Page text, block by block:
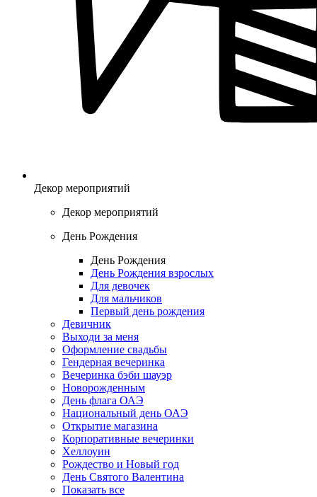
Декор мероприятий
Декор мероприятий
День Рождения
День Рождения
День Рождения взрослых
Для девочек
Для мальчиков
Первый день рождения
Девичник
Выходи за меня
Оформление свадьбы
Гендерная вечеринка
Вечеринка бэби шауэр
Новорожденным
День флага ОАЭ
Национальный день ОАЭ
Открытие магазина
Корпоративные вечеринки
Хеллоуин
Рождество и Новый год
День Святого Валентина
Показать все